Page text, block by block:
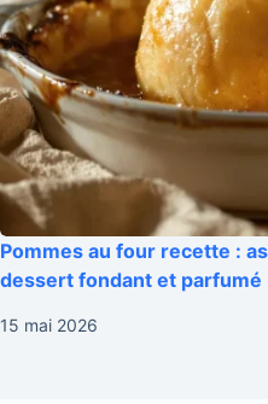
Pommes au four recette :
dessert fondant et parfumé
15 mai 2026